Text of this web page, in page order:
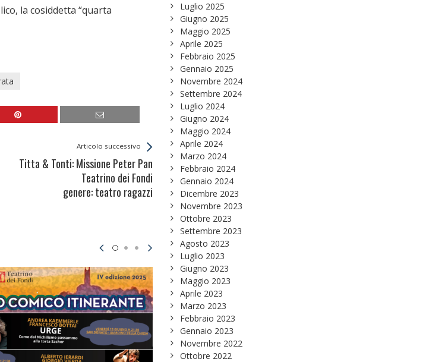
la cosiddetta “quarta
Articolo successivo
Titta & Tonti: Missione Peter Pan
Teatrino dei Fondi
genere: teatro ragazzi
Luglio 2025
Giugno 2025
Maggio 2025
Aprile 2025
Febbraio 2025
Gennaio 2025
Novembre 2024
Settembre 2024
Luglio 2024
Giugno 2024
Maggio 2024
Aprile 2024
Marzo 2024
Febbraio 2024
Gennaio 2024
Dicembre 2023
Novembre 2023
Ottobre 2023
Settembre 2023
Agosto 2023
Luglio 2023
Giugno 2023
Maggio 2023
Aprile 2023
Marzo 2023
Febbraio 2023
Gennaio 2023
Novembre 2022
Ottobre 2022